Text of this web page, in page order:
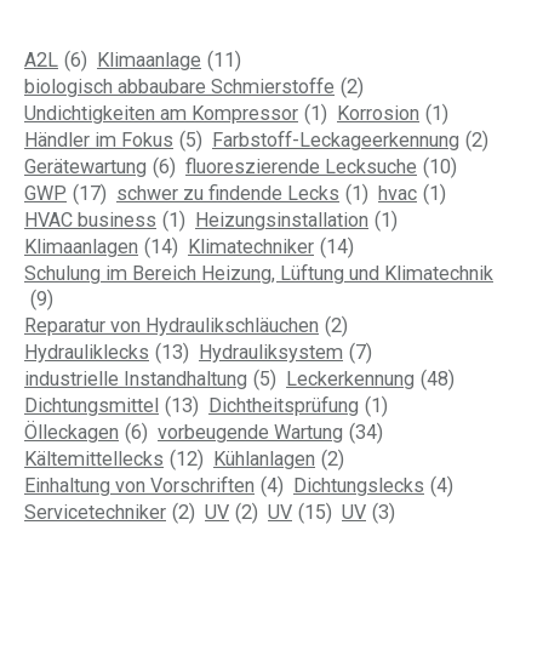
A2L (6) Klimaanlage (11)
biologisch abbaubare Schmierstoffe (2)
Undichtigkeiten am Kompressor (1) Korrosion (1)
Händler im Fokus (5) Farbstoff-Leckageerkennung (2)
Gerätewartung (6) fluoreszierende Lecksuche (10)
GWP (17) schwer zu findende Lecks (1) hvac (1)
HVAC business (1) Heizungsinstallation (1)
Klimaanlagen (14) Klimatechniker (14)
Schulung im Bereich Heizung, Lüftung und Klimatechnik
(9)
Reparatur von Hydraulikschläuchen (2)
Hydrauliklecks (13) Hydrauliksystem (7)
industrielle Instandhaltung (5) Leckerkennung (48)
Dichtungsmittel (13) Dichtheitsprüfung (1)
Ölleckagen (6) vorbeugende Wartung (34)
Kältemittellecks (12) Kühlanlagen (2)
Einhaltung von Vorschriften (4) Dichtungslecks (4)
Servicetechniker (2) UV (2) UV (15) UV (3)